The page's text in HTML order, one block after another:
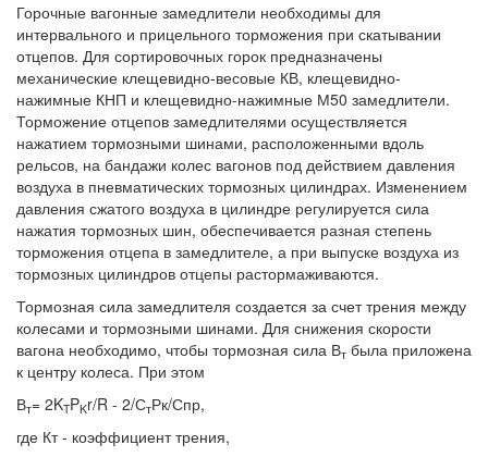
Горочные вагонные замедлители необходимы для
интервального и прицельного торможения при скатывании
отцепов. Для сортировочных горок предназначены
механические клещевидно-весовые КВ, клещевидно-
нажимные КНП и клещевидно-нажимные М50 замедлители.
Торможение отцепов замедлителями осуществляется
нажатием тормозными шинами, расположенными вдоль
рельсов, на бандажи колес вагонов под действием давления
воздуха в пневматических тормозных цилиндрах. Изменением
давления сжатого воздуха в цилиндре регулируется сила
нажатия тормозных шин, обеспечивается разная степень
торможения отцепа в замедлителе, а при выпуске воздуха из
тормозных цилиндров отцепы растормаживаются.
Тормозная сила замедлителя создается за счет трения между
колесами и тормозными шинами. Для снижения скорости
вагона необходимо, чтобы тормозная сила Вт была приложена
к центру колеса. При этом
Вт= 2KTPKr/R - 2/СтРк/Спр,
где Кт - коэффициент трения,